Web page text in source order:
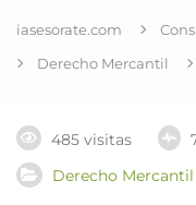
iasesorate.com
Derecho Mercantil
485 visitas
Derecho Mercantil